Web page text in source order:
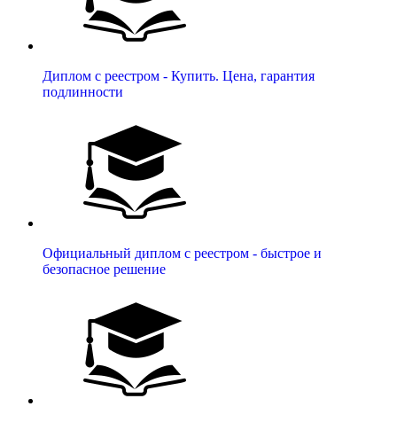
Диплом с реестром - Купить. Цена, гарантия
подлинности
Официальный диплом с реестром - быстрое и
безопасное решение